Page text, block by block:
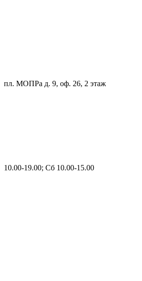
пл. МОПРа д. 9, оф. 26, 2 этаж
10.00-19.00; Сб 10.00-15.00